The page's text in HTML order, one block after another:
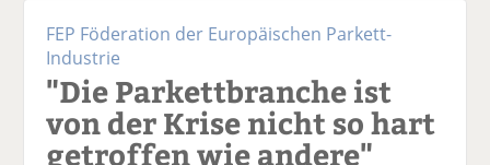
FEP Föderation der Europäischen Parkett-
Industrie
"Die Parkettbranche ist
von der Krise nicht so hart
getroffen wie andere"